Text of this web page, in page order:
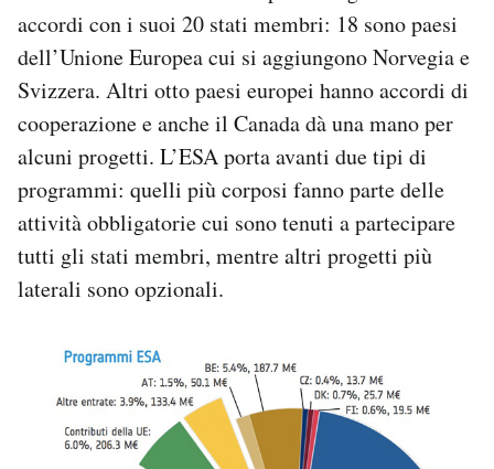
accordi con i suoi 20 stati membri: 18 sono paesi
dell’Unione Europea cui si aggiungono Norvegia e
Svizzera. Altri otto paesi europei hanno accordi di
cooperazione e anche il Canada dà una mano per
alcuni progetti. L’ESA porta avanti due tipi di
programmi: quelli più corposi fanno parte delle
attività obbligatorie cui sono tenuti a partecipare
tutti gli stati membri, mentre altri progetti più
laterali sono opzionali.